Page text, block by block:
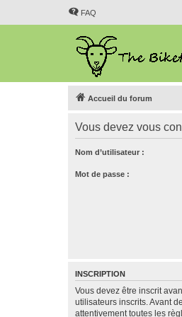
FAQ
Accueil du forum
Vous devez vous
Nom d’utilisateur :
Mot de passe :
INSCRIPTION
Vous devez être inscrit
utilisateurs inscrits. Avant
attentivement toutes les